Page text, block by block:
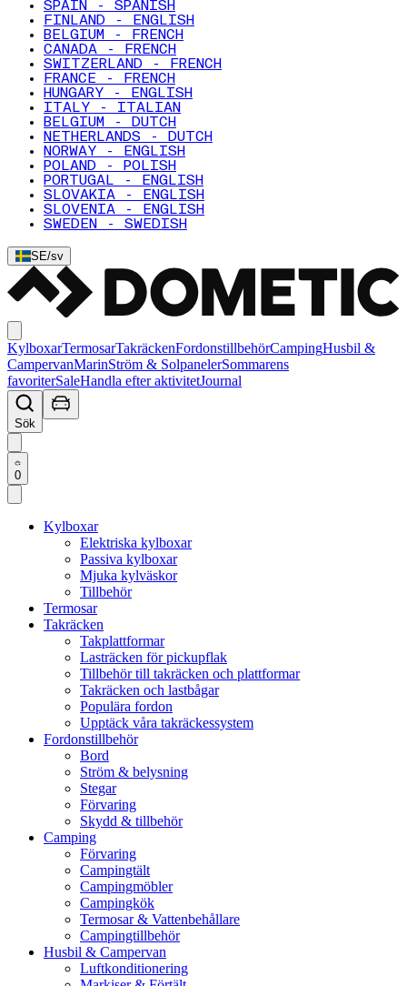
SPAIN - SPANISH
FINLAND - ENGLISH
BELGIUM - FRENCH
CANADA - FRENCH
SWITZERLAND - FRENCH
FRANCE - FRENCH
HUNGARY - ENGLISH
ITALY - ITALIAN
BELGIUM - DUTCH
NETHERLANDS - DUTCH
NORWAY - ENGLISH
POLAND - POLISH
PORTUGAL - ENGLISH
SLOVAKIA - ENGLISH
SLOVENIA - ENGLISH
SWEDEN - SWEDISH
SE/sv
KylboxarTermosarTakräckenFordonstillbehörCampingHusbil &
CampervanMarinStröm & SolpanelerSommarens
favoriterSaleHandla efter aktivitetJournal
Sök
0
Kylboxar
Elektriska kylboxar
Passiva kylboxar
Mjuka kylväskor
Tillbehör
Termosar
Takräcken
Takplattformar
Lasträcken för pickupflak
Tillbehör till takräcken och plattformar
Takräcken och lastbågar
Populära fordon
Upptäck våra takräckessystem
Fordonstillbehör
Bord
Ström & belysning
Stegar
Förvaring
Skydd & tillbehör
Camping
Förvaring
Campingtält
Campingmöbler
Campingkök
Termosar & Vattenbehållare
Campingtillbehör
Husbil & Campervan
Luftkonditionering